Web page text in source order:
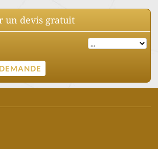
un devis gratuit